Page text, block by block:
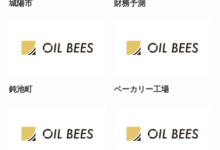
城陽市 財務予測
鈍池町 ベーカリー工場